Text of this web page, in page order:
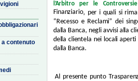
contenuto
l’Arbitro per le
Finanziario, per i quali si
“Recesso e Reclami” dei
dalla Banca, negli avvisi alla
della clientela nei locali
dalla Banca.
Al presente punto